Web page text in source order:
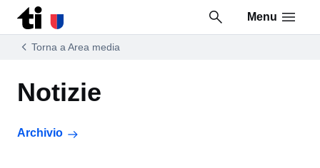
Vai al contenuto della pagina
Vai al piè di pagina
Menu
Torna a Area media
Notizie
Archivio